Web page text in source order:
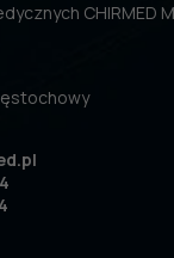
CHIRMED